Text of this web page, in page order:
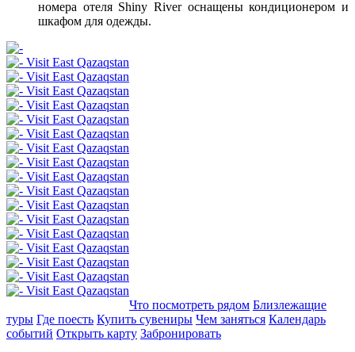
номера отеля Shiny River оснащены кондиционером и
шкафом для одежды.
Что посмотреть рядом Близлежащие
туры Где поесть Купить сувениры Чем заняться Календарь
событий Открыть карту Забронировать